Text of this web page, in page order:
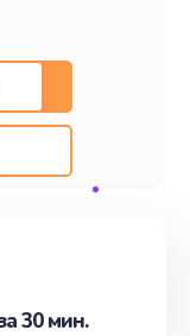
ремонт с
а
на
30 мин.